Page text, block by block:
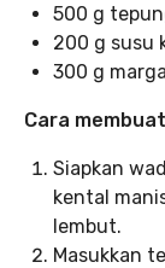
500 g
200 g susu
300 g
Cara
Siapkan
kental
lembut.
Masukkan